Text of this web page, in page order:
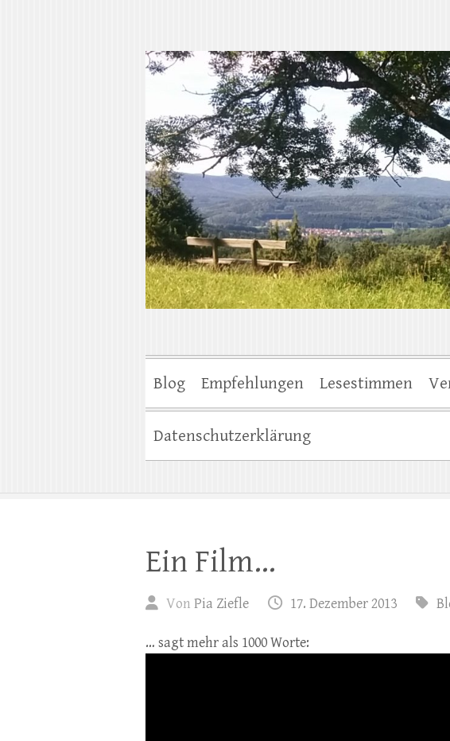
Pia Ziefle | Autorin
„Ohne Wurzeln kann das Herz nicht wachsen“
Blog Empfehlungen Lesestimmen
Datenschutzerklärung
Ein Film…
Von Pia Ziefle 17. Dezember 2013
… sagt mehr als 1000 Worte: